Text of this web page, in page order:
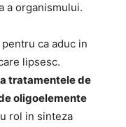
a organismului.
ca aduc in
lipsesc.
tratamentele de
oligoelemente
rol in sinteza